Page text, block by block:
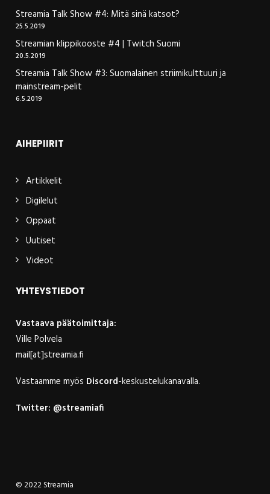
Streamia Talk Show #4: Mitä sinä katsot?
25.5.2019
Streamian klippikooste #4 | Twitch Suomi
20.5.2019
Streamia Talk Show #3: Suomalainen striimikulttuuri ja
mainstream-pelit
6.5.2019
AIHEPIIRIT
Artikkelit
Digilelut
Oppaat
Uutiset
Videot
YHTEYSTIEDOT
Vastaava päätoimittaja:
Ville Polvela
mail[at]streamia.fi
Vastaamme myös Discord-keskustelukanavalla.
Twitter: @streamiafi
© 2022 Streamia